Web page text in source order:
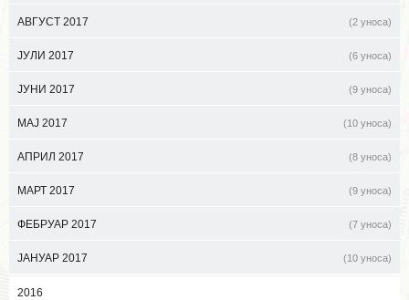
АВГУСТ 2017 (2 уноса)
ЈУЛИ 2017 (6 уноса)
ЈУНИ 2017 (9 уноса)
МАЈ 2017 (10 уноса)
АПРИЛ 2017 (8 уноса)
МАРТ 2017 (9 уноса)
ФЕБРУАР 2017 (7 уноса)
ЈАНУАР 2017 (10 уноса)
2016